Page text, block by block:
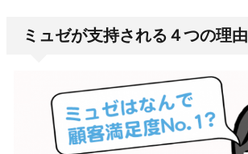
ミュゼが支持される４つの理由